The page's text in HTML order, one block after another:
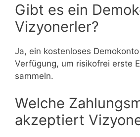
Gibt es ein
Vizyonerler?
Ja, ein kostenloses
Verfügung, um risikofrei erste
sammeln.
Welche
akzeptiert